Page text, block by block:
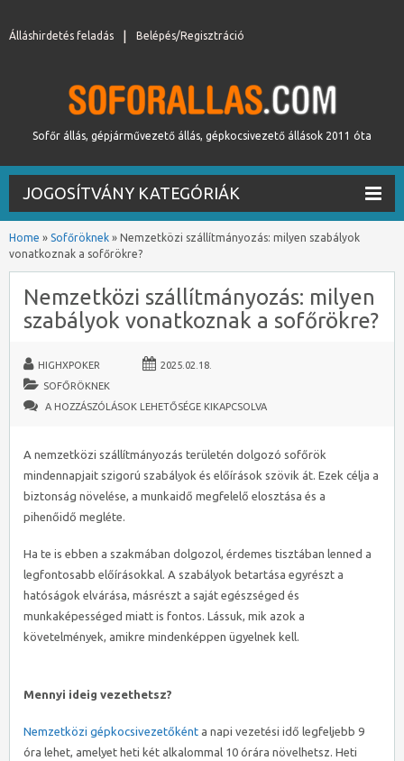
Belépés/Regisztráció
Álláshirdetés feladás
Sofőr állás, gépjárművezető állás, gépkocsivezető állások 2011 óta
JOGOSÍTVÁNY KATEGÓRIÁK
Home » Sofőröknek » Nemzetközi szállítmányozás: milyen szabályok
vonatkoznak a sofőrökre?
Nemzetközi szállítmányozás: milyen
szabályok vonatkoznak a sofőrökre?
HIGHXPOKER
2025.02.18.
SOFŐRÖKNEK
NEMZETKÖZI
MILYEN
VONATKOZNAK
BEJEGYZÉSHEZ
A HOZZÁSZÓLÁSOK LEHETŐSÉGE KIKAPCSOLVA
A nemzetközi szállítmányozás területén dolgozó sofőrök
mindennapjait szigorú szabályok és előírások szövik át. Ezek célja a
biztonság növelése, a munkaidő megfelelő elosztása és a
pihenőidő megléte.
Ha te is ebben a szakmában dolgozol, érdemes tisztában lenned a
legfontosabb előírásokkal. A szabályok betartása egyrészt a
hatóságok elvárása, másrészt a saját egészséged és
munkaképességed miatt is fontos. Lássuk, mik azok a
követelmények, amikre mindenképpen ügyelnek kell.
Mennyi ideig vezethetsz?
Nemzetközi gépkocsivezetőként a napi vezetési idő legfeljebb 9
óra lehet, amelyet heti két alkalommal 10 órára növelhetsz. Heti